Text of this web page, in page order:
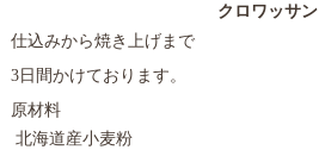
クロワッサン
仕込みから焼き上げまで
3日間かけております。
原材料
北海道産小麦粉